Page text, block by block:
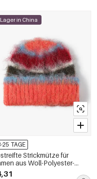
Lager in China
25 TAGE
Strickmütze für
aus Woll-Polyester-